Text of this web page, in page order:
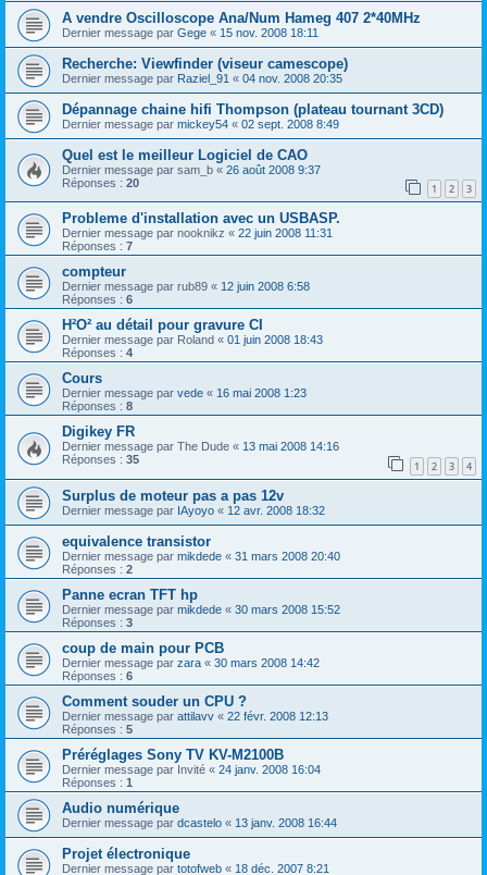
A vendre Oscilloscope Ana/Num Hameg 407 2*40MHz
Dernier message par Gege « 15 nov. 2008 18:11
Recherche: Viewfinder (viseur camescope)
Dernier message par Raziel_91 « 04 nov. 2008 20:35
Dépannage chaine hifi Thompson (plateau tournant 3CD)
Dernier message par mickey54 « 02 sept. 2008 8:49
Quel est le meilleur Logiciel de CAO
Dernier message par sam_b « 26 août 2008 9:37
Réponses : 20 1 2 3
Probleme d'installation avec un USBASP.
Dernier message par nooknikz « 22 juin 2008 11:31
Réponses : 7
compteur
Dernier message par rub89 « 12 juin 2008 6:58
Réponses : 6
H²O² au détail pour gravure CI
Dernier message par Roland « 01 juin 2008 18:43
Réponses : 4
Cours
Dernier message par vede « 16 mai 2008 1:23
Réponses : 8
Digikey FR
Dernier message par The Dude « 13 mai 2008 14:16
Réponses : 35 1 2 3 4
Surplus de moteur pas a pas 12v
Dernier message par IAyoyo « 12 avr. 2008 18:32
equivalence transistor
Dernier message par mikdede « 31 mars 2008 20:40
Réponses : 2
Panne ecran TFT hp
Dernier message par mikdede « 30 mars 2008 15:52
Réponses : 3
coup de main pour PCB
Dernier message par zara « 30 mars 2008 14:42
Réponses : 6
Comment souder un CPU ?
Dernier message par attilavv « 22 févr. 2008 12:13
Réponses : 5
Préréglages Sony TV KV-M2100B
Dernier message par Invité « 24 janv. 2008 16:04
Réponses : 1
Audio numérique
Dernier message par dcastelo « 13 janv. 2008 16:44
Projet électronique
Dernier message par totofweb « 18 déc. 2007 8:21